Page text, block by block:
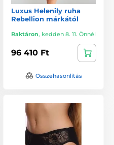
Luxus Helenily ruha
Rebellion márkától
Raktáron, kedden 8. 11. Önnél
96 410 Ft
Összehasonlítás